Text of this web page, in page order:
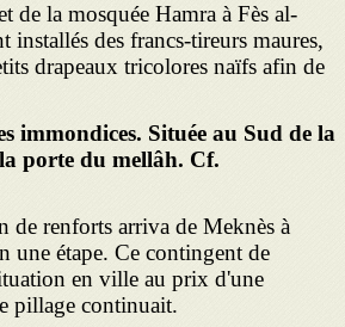
de la mosquée Hamra à Fès al-
des francs-tireurs maures,
drapeaux tricolores naïfs afin de
immondices. Située au Sud de la
porte du mellâh. Cf.
renforts arriva de Meknès à
une étape. Ce contingent de
en ville au prix d'une
pillage continuait.